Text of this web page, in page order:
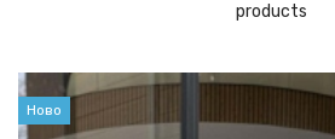
products
Ново